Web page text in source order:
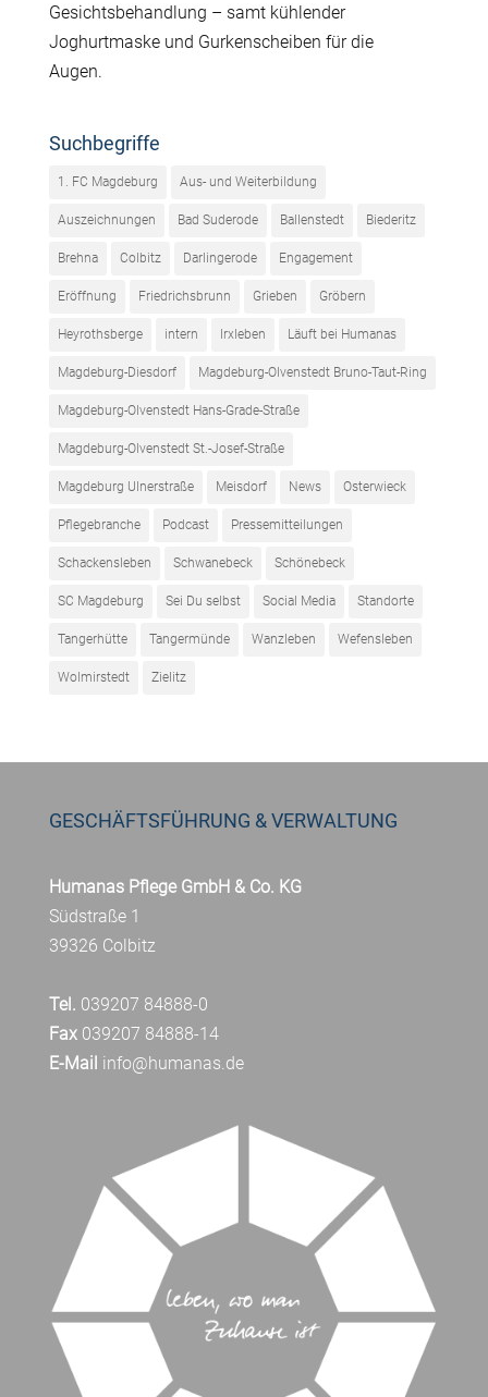
Gesichtsbehandlung – samt kühlender
Joghurtmaske und Gurkenscheiben für die
Augen.
Suchbegriffe
1. FC Magdeburg Aus- und Weiterbildung
Auszeichnungen Bad Suderode Ballenstedt Biederitz
Brehna Colbitz Darlingerode Engagement
Eröffnung Friedrichsbrunn Grieben Gröbern
Heyrothsberge intern Irxleben Läuft bei Humanas
Magdeburg-Diesdorf Magdeburg-Olvenstedt Bruno-Taut-Ring
Magdeburg-Olvenstedt Hans-Grade-Straße
Magdeburg-Olvenstedt St.-Josef-Straße
Magdeburg Ulnerstraße Meisdorf News Osterwieck
Pflegebranche Podcast Pressemitteilungen
Schackensleben Schwanebeck Schönebeck
SC Magdeburg Sei Du selbst Social Media Standorte
Tangerhütte Tangermünde Wanzleben Wefensleben
Wolmirstedt Zielitz
GESCHÄFTSFÜHRUNG & VERWALTUNG
Humanas Pflege GmbH & Co. KG
Südstraße 1
39326 Colbitz
Tel. 039207 84888-0
Fax039207 84888-14
E-Mail info@humanas.de